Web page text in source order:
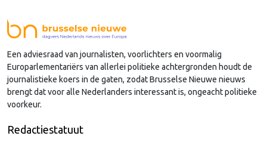
Een adviesraad van journalisten, voorlichters en voormalig
Europarlementariërs van allerlei politieke achtergronden houdt de
journalistieke koers in de gaten, zodat Brusselse Nieuwe nieuws
brengt dat voor alle Nederlanders interessant is, ongeacht politieke
voorkeur.
Redactiestatuut